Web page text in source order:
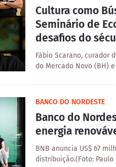
Cultura como
Seminário de
desafios do
Fábio Scarano, curador
do Mercado Novo (BH)
BANCO DO NORDESTE
Banco do
energia
BNB anuncia US$ 67
distribuição.(Foto: